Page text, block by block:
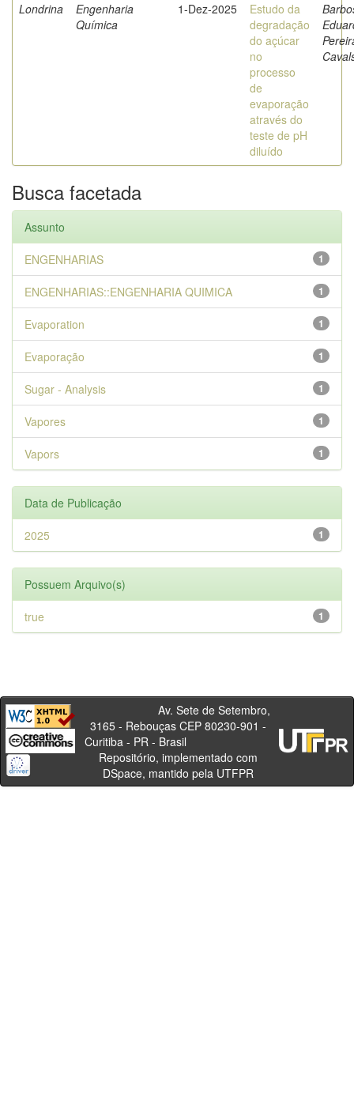
Londrina
Engenharia
Química
1-Dez-2025
Estudo da
degradação
do açúcar
no
processo
de
evaporação
através do
teste de pH
diluído
Busca facetada
Assunto
1
ENGENHARIAS
1
ENGENHARIAS::ENGENHARIA QUIMICA
1
Evaporation
1
Evaporação
1
Sugar - Analysis
1
Vapores
1
Vapors
Data de Publicação
1
2025
Possuem Arquivo(s)
1
true
Av. Sete de Setembro,
3165 - Rebouças CEP 80230-901 -
Curitiba - PR - Brasil
Repositório, implementado com
DSpace, mantido pela UTFPR